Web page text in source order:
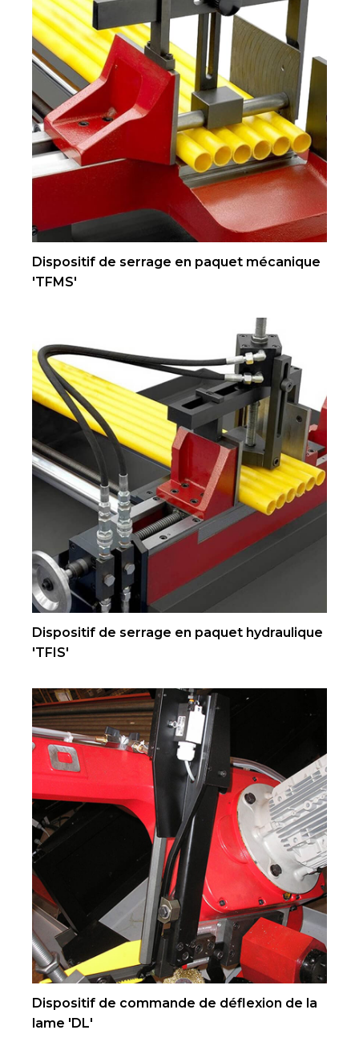
Dispositif de serrage en paquet mécanique
'TFMS'
Dispositif de serrage en paquet hydraulique
'TFIS'
Dispositif de commande de déflexion de la
lame 'DL'